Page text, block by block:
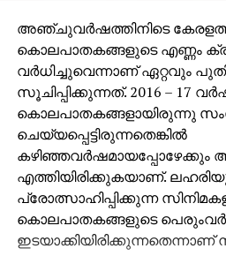
അഞ്ചുവര്‍ഷത്തിനിടെ
കൊലപാതകങ്ങളുടെ എണ്ണം
വര്‍ധിച്ചുവെന്നാണ് ഏറ്റവും
സൂചിപ്പിക്കുന്നത്. 2016 – 17
കൊലപാതകങ്ങളായിരുന്നു
ചെയ്യപ്പെട്ടിരുന്നതെങ്കില്‍
കഴിഞ്ഞവര്‍ഷമായപ്പോഴേക്കും
എത്തിയിരിക്കുകയാണ്.
പ്രോത്സാഹിപ്പിക്കുന്ന
കൊലപാതകങ്ങളുടെ
ഇടയാക്കിയിരിക്കുന്നതെന്നാണ്